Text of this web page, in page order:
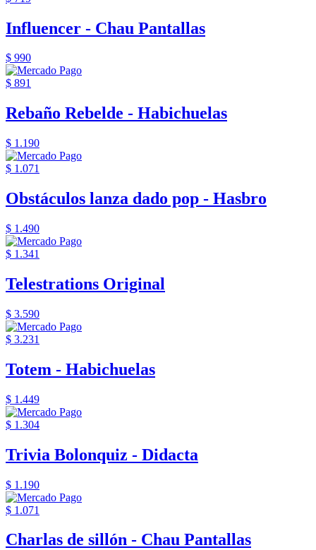
Influencer - Chau Pantallas
$ 990
$ 891
Rebaño Rebelde - Habichuelas
$ 1.190
$ 1.071
Obstáculos lanza dado pop - Hasbro
$ 1.490
$ 1.341
Telestrations Original
$ 3.590
$ 3.231
Totem - Habichuelas
$ 1.449
$ 1.304
Trivia Bolonquiz - Didacta
$ 1.190
$ 1.071
Charlas de sillón - Chau Pantallas